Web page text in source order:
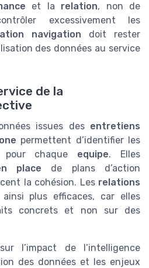
et la relation, non de
excessivement les
navigation doit rester
des données au service
de la
issues des entretiens
permettent d’identifier les
pour chaque equipe. Elles
place de plans d’action
la cohésion. Les relations
plus efficaces, car elles
concrets et non sur des
l’impact de l’intelligence
des données et les enjeux